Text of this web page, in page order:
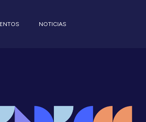
NOTICIAS